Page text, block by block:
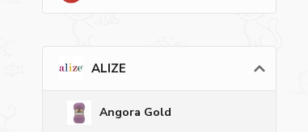
ALIZE
Angora Gold